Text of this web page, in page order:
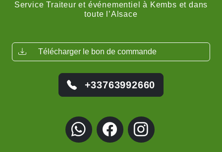
Service Traiteur et événementiel à Kembs et dans
toute l’Alsace
Télécharger le bon de commande
+33763992660